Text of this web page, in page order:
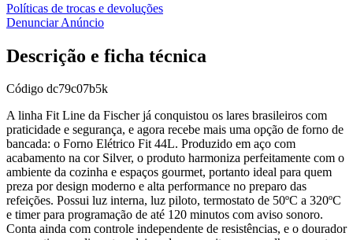
Políticas de trocas e devoluções
Denunciar Anúncio
Descrição e ficha técnica
Código dc79c07b5k
A linha Fit Line da Fischer já conquistou os lares brasileiros com
praticidade e segurança, e agora recebe mais uma opção de forno de
bancada: o Forno Elétrico Fit 44L. Produzido em aço com
acabamento na cor Silver, o produto harmoniza perfeitamente com o
ambiente da cozinha e espaços gourmet, portanto ideal para quem
preza por design moderno e alta performance no preparo das
refeições. Possui luz interna, luz piloto, termostato de 50ºC a 320ºC
e timer para programação de até 120 minutos com aviso sonoro.
Conta ainda com controle independente de resistências, e o dourador